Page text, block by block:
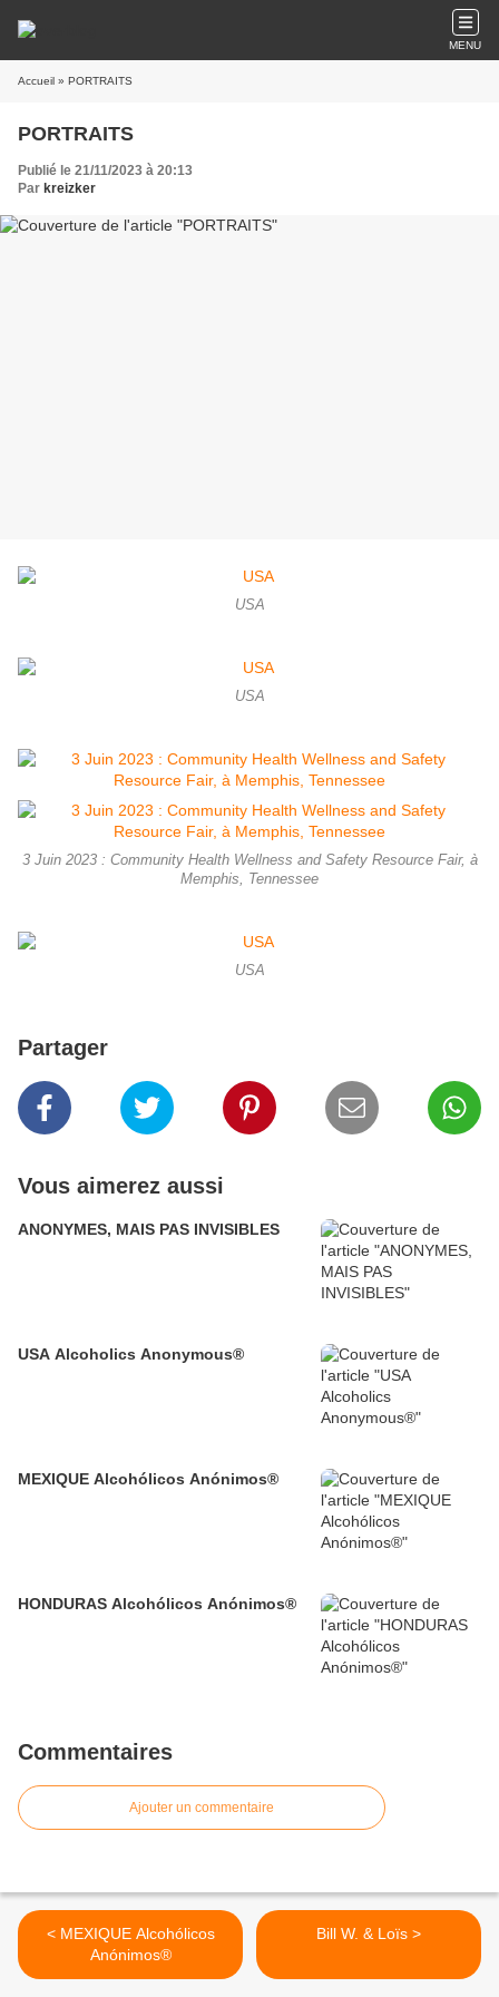
MENU
Accueil » PORTRAITS
PORTRAITS
Publié le 21/11/2023 à 20:13
Par kreizker
USA
USA
3 Juin 2023 : Community Health Wellness and Safety Resource Fair, à
Memphis, Tennessee
USA
Partager
Vous aimerez aussi
ANONYMES, MAIS PAS INVISIBLES
USA Alcoholics Anonymous®
MEXIQUE Alcohólicos Anónimos®
HONDURAS Alcohólicos Anónimos®
Commentaires
Ajouter un commentaire
< MEXIQUE Alcohólicos
Anónimos®
Bill W. & Loïs >